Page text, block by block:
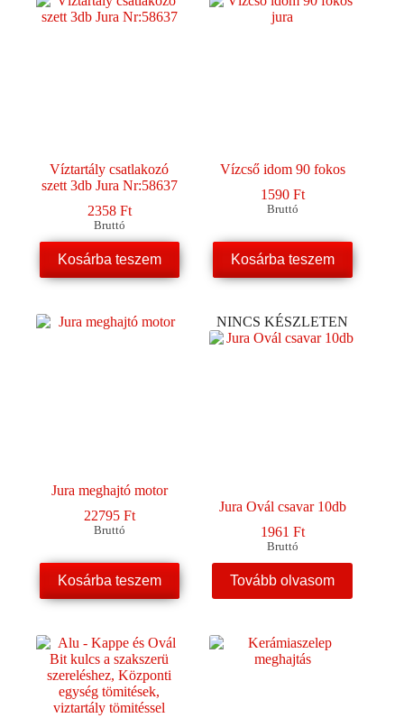
Víztartály csatlakozó
szett 3db Jura Nr:58637
2358 Ft
Bruttó
Kosárba teszem
Vízcső idom 90 fokos
1590 Ft
Bruttó
Kosárba teszem
Jura meghajtó motor
22795 Ft
Bruttó
Kosárba teszem
NINCS KÉSZLETEN
Jura Ovál csavar 10db
1961 Ft
Bruttó
Tovább olvasom